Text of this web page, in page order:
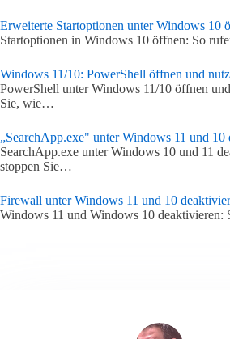
Erweiterte Startoptionen unter Windows 10
Startoptionen in Windows 10 öffnen: So
Windows 11/10: PowerShell öffnen und
PowerShell unter Windows 11/10 öffnen
Sie, wie…
„SearchApp.exe" unter Windows 11 und 10
SearchApp.exe unter Windows 10 und 11
stoppen Sie…
Firewall unter Windows 11 und 10
Windows 11 und Windows 10 deaktivieren: